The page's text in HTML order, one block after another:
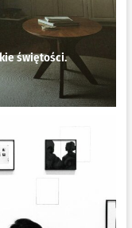
świętości.